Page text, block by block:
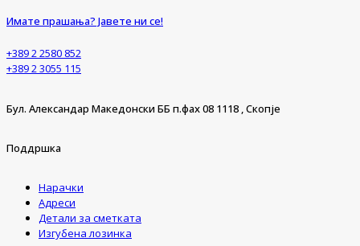
Имате прашања? Јавете ни се!
+389 2 2580 852
+389 2 3055 115
Бул. Александар Македонски ББ п.фах 08 1118 , Скопје
Поддршка
Нарачки
Адреси
Детали за сметката
Изгубена лозинка